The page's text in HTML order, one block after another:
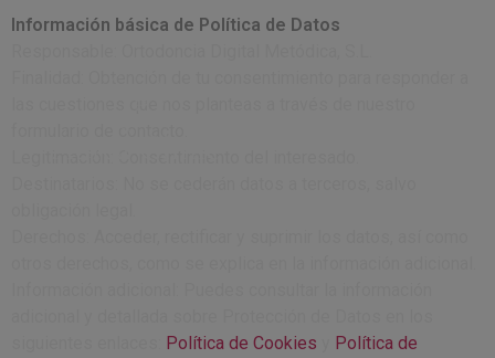
Información básica de Política de Datos
Política de Cookies
Política de